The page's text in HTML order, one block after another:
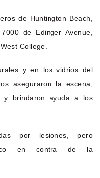
de Huntington Beach,
de Edinger Avenue,
College.
y en los vidrios del
aseguraron la escena,
y brindaron ayuda a los
por lesiones, pero
en contra de la